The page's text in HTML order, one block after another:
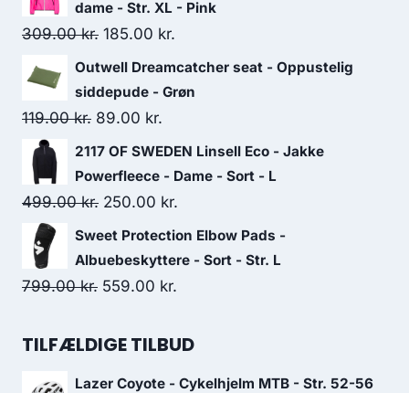
was:
1,099.00 kr..
is:
dame - Str. XL - Pink
309.00kr. Original
price
was:
309.00 kr..
185.00 kr.
price
is:
Outwell Dreamcatcher seat - Oppustelig
siddepude - Grøn
119.00kr. Original
price
was:
119.00 kr..
89.00 kr.
price
is:
89.00 kr..
2117 OF SWEDEN Linsell Eco - Jakke
Powerfleece - Dame - Sort - L
499.00kr. Original
price
was:
499.00 kr..
250.00 kr.
price
is:
Sweet Protection Elbow Pads -
Albuebeskyttere - Sort - Str. L
799.00kr. Original
was:
559.00 kr.
is:
TILFÆLDIGE TILBUD
Lazer Coyote - Cykelhjelm MTB - Str. 52-56